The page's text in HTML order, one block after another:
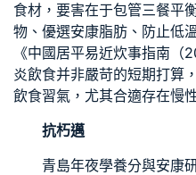
食材，要害在于包管三餐平
物、優選安康脂肪、防止低
《中國居平易近炊事指南
炎飲食并非嚴苛的短期打算
飲食習氣，尤其合適存在慢
抗朽邁
青島年夜學養分與安康